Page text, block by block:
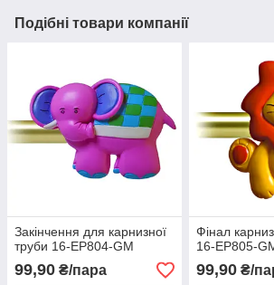
Подібні товари компанії
Закінчення для карнизної
труби 16-EP804-GM
99,90 ₴/пара
Фінал
16-EP805-
99,90₴/